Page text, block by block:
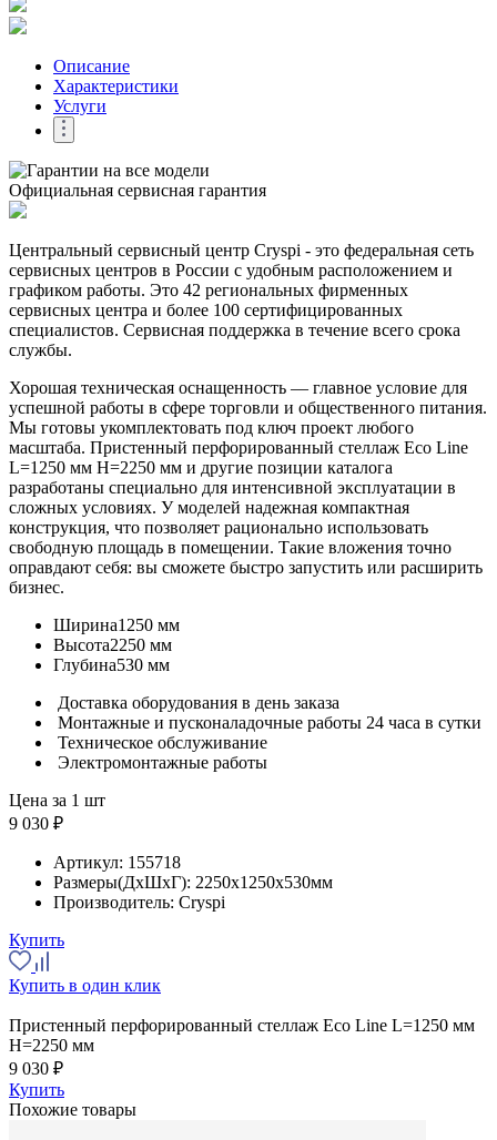
Описание
Характеристики
Услуги
Официальная сервисная гарантия
Центральный сервисный центр Cryspi - это федеральная сеть
сервисных центров в России с удобным расположением и
графиком работы. Это 42 региональных фирменных
сервисных центра и более 100 сертифицированных
специалистов. Сервисная поддержка в течение всего срока
службы.
Хорошая техническая оснащенность — главное условие для
успешной работы в сфере торговли и общественного питания.
Мы готовы укомплектовать под ключ проект любого
масштаба. Пристенный перфорированный стеллаж Eco Line
L=1250 мм H=2250 мм и другие позиции каталога
разработаны специально для интенсивной эксплуатации в
сложных условиях. У моделей надежная компактная
конструкция, что позволяет рационально использовать
свободную площадь в помещении. Такие вложения точно
оправдают себя: вы сможете быстро запустить или расширить
бизнес.
Ширина1250 мм
Высота2250 мм
Глубина530 мм
Доставка оборудования в день заказа
Монтажные и пусконаладочные работы 24 часа в сутки
Техническое обслуживание
Электромонтажные работы
Цена за 1 шт
9 030 ₽
Артикул: 155718
Размеры(ДхШхГ): 2250x1250x530мм
Производитель: Cryspi
Купить
Купить в один клик
Пристенный перфорированный стеллаж Eco Line L=1250 мм
H=2250 мм
9 030 ₽
Купить
Похожие товары